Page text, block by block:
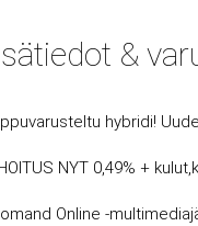
&
hybridi!
NYT 0,49% +
Online -